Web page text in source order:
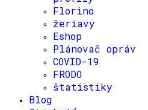
Florino
žeriavy
Eshop
Plánovač opráv
COVID-19
FRODO
štatistiky
Blog